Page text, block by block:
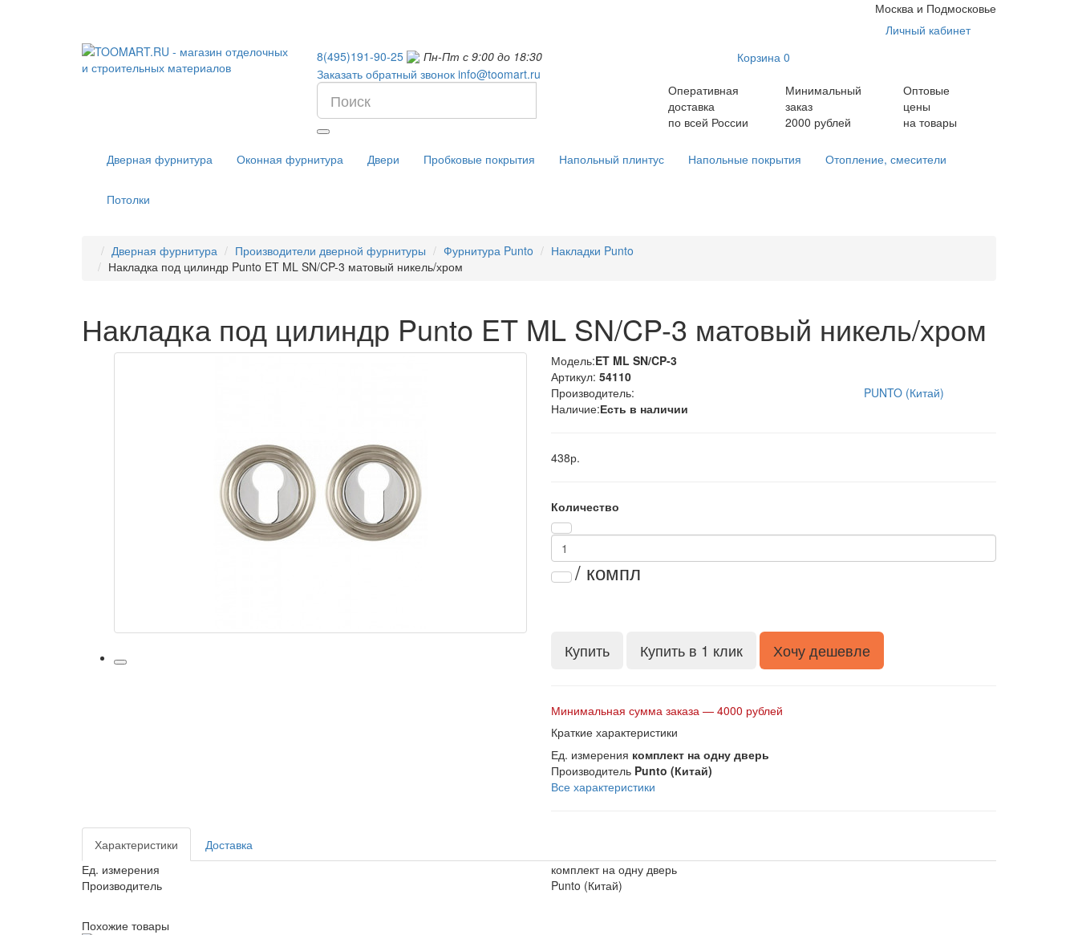
Москва и Подмосковье
Личный кабинет
8(495)191-90-25
Пн-Пт с 9:00 до 18:30
Заказать обратный звонок info@toomart.ru
Корзина 0
Оперативная
доставка
по всей России
Минимальный
заказ
2000 рублей
Оптовые
цены
на товары
Дверная фурнитура Оконная фурнитура Двери Пробковые покрытия Напольный плинтус Напольные покрытия Отопление, смесители
Потолки
Дверная фурнитура Производители дверной фурнитуры Фурнитура Punto
Накладки Punto
Накладка под цилиндр Punto ET ML SN/CP-3 матовый никель/хром
Накладка под цилиндр Punto ET ML SN/CP-3 матовый никель/хром
Модель:ET ML SN/CP-3
Артикул: 54110
Производитель:
PUNTO (Китай)
Наличие:Есть в наличии
438р.
Количество
/ компл
Купить Купить в 1 клик Хочу дешевле
Минимальная сумма заказа — 4000 рублей
Краткие характеристики
Ед. измерения комплект на одну дверь
Производитель Punto (Китай)
Все характеристики
Характеристики
Доставка
Ед. измерения
комплект на одну дверь
Производитель
Punto (Китай)
Похожие товары